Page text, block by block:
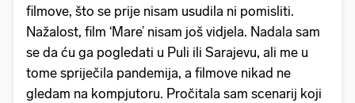
filmove, što se prije nisam usudila ni pomisliti.
Nažalost, film ‘Mare’ nisam još vidjela. Nadala sam
se da ću ga pogledati u Puli ili Sarajevu, ali me u
tome spriječila pandemija, a filmove nikad ne
gledam na kompjutoru. Pročitala sam scenarij koji